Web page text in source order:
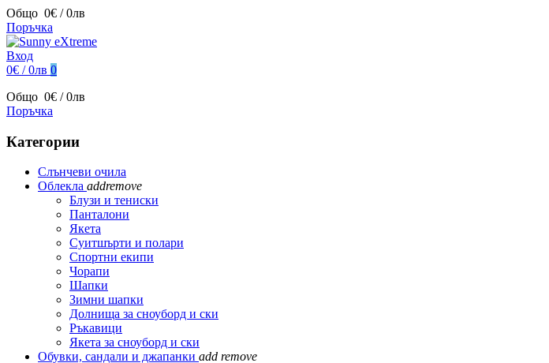
Общо 0€ / 0лв
Поръчка
Вход
0€ / 0лв 0
Общо 0€ / 0лв
Поръчка
Категории
Слънчеви очила
Облекла addremove
Блузи и тениски
Панталони
Якета
Суитшърти и полари
Спортни екипи
Чорапи
Шапки
Зимни шапки
Долнища за сноуборд и ски
Ръкавици
Якета за сноуборд и ски
Обувки, сандали и джапанки add remove